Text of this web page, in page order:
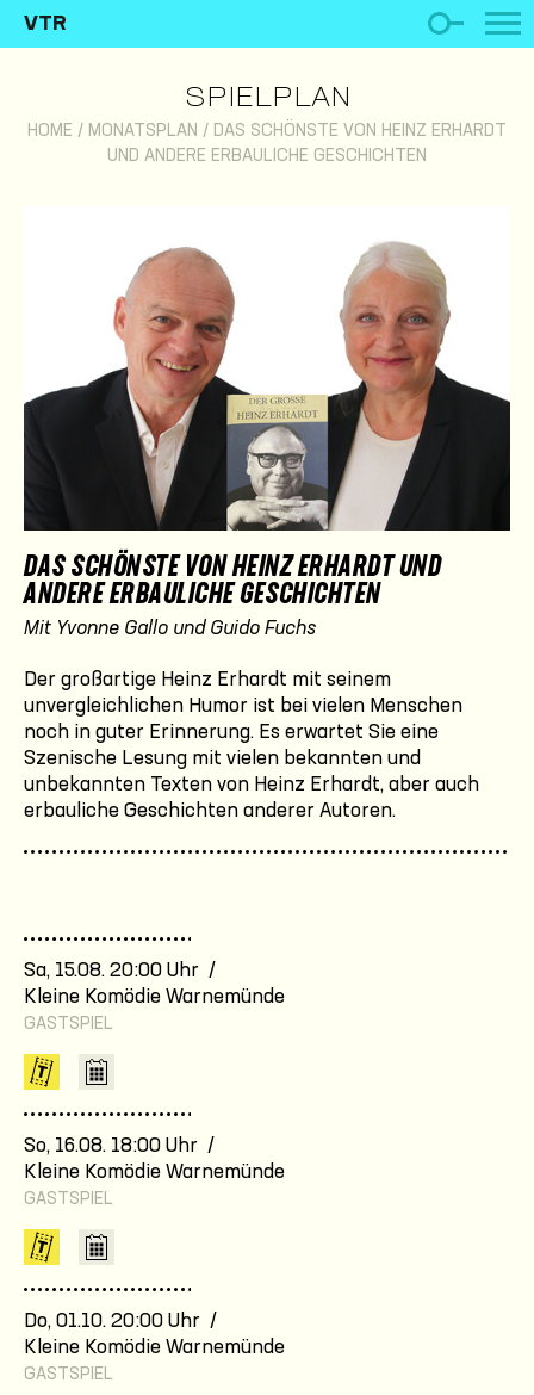
VTR
SPIELPLAN
HOME / MONATSPLAN / DAS SCHÖNSTE VON HEINZ ERHARDT
UND ANDERE ERBAULICHE GESCHICHTEN
DAS SCHÖNSTE VON HEINZ ERHARDT UND
ANDERE ERBAULICHE GESCHICHTEN
Mit Yvonne Gallo und Guido Fuchs
Der großartige Heinz Erhardt mit seinem
unvergleichlichen Humor ist bei vielen Menschen
noch in guter Erinnerung. Es erwartet Sie eine
Szenische Lesung mit vielen bekannten und
unbekannten Texten von Heinz Erhardt, aber auch
erbauliche Geschichten anderer Autoren.
Sa, 15.08. 20:00 Uhr /
Kleine Komödie Warnemünde
GASTSPIEL
So, 16.08. 18:00 Uhr /
Kleine Komödie Warnemünde
GASTSPIEL
Do, 01.10. 20:00 Uhr /
Kleine Komödie Warnemünde
GASTSPIEL